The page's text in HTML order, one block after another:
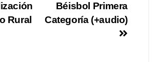
Béisbol Primera
Categoría (+audio)
Rural